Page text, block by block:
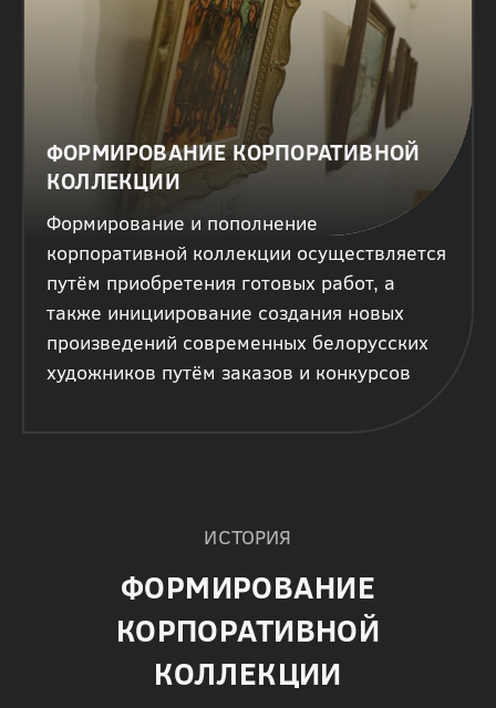
ФОРМИРОВАНИЕ КОРПОРАТИВНОЙ
КОЛЛЕКЦИИ
Формирование и пополнение
корпоративной коллекции осуществляется
путём приобретения готовых работ, а
также инициирование создания новых
произведений современных белорусских
художников путём заказов и конкурсов
ИСТОРИЯ
ФОРМИРОВАНИЕ
КОРПОРАТИВНОЙ
КОЛЛЕКЦИИ